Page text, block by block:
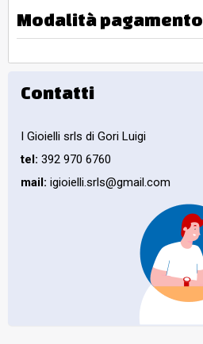
Modalità pagamento
Contatti
I Gioielli srls di Gori Luigi
tel: 392 970 6760
mail: igioielli.srls@gmail.com